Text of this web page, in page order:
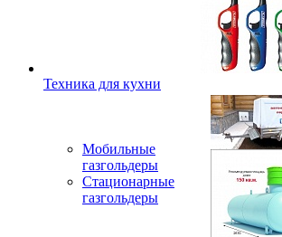
Техника для кухни
Мобильные
газгольдеры
Стационарные
газгольдеры